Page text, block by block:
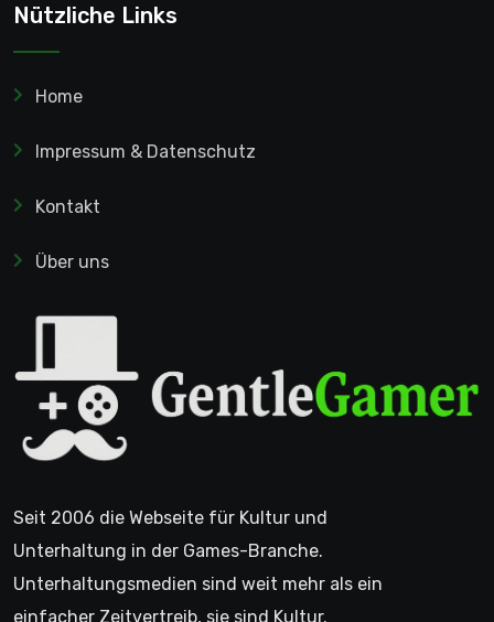
Nützliche Links
Home
Impressum & Datenschutz
Kontakt
Über uns
Seit 2006 die Webseite für Kultur und
Unterhaltung in der Games-Branche.
Unterhaltungsmedien sind weit mehr als ein
einfacher Zeitvertreib, sie sind Kultur.